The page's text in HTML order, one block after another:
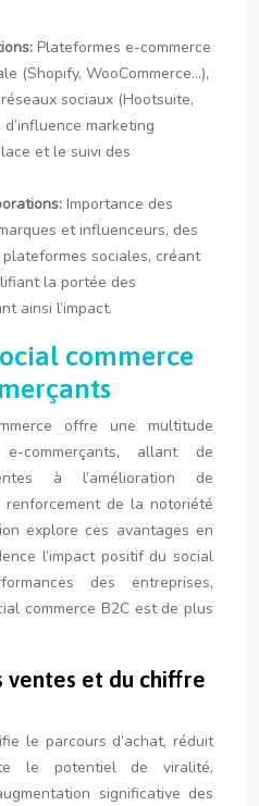
Plateformes e-commerce
(Shopify, WooCommerce…),
sociaux (Hootsuite,
marketing
et le suivi des
Importance des
et influenceurs, des
sociales, créant
la portée des
ainsi l’impact.
commerce
offre une multitude
commerçants, allant de
à l’amélioration de
renforcement de la notoriété
explore ces avantages en
l’impact positif du social
des entreprises,
commerce B2C est de plus
ventes et du chiffre
le parcours d’achat, réduit
le potentiel de viralité,
significative des